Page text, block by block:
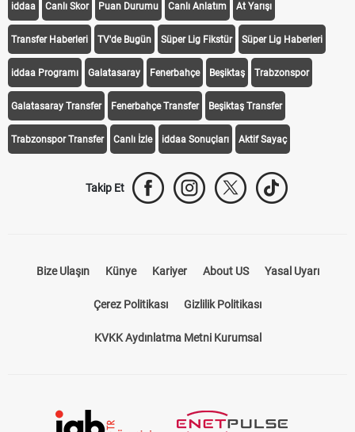
iddaa Canlı Skor Puan Durumu Canlı Anlatım At Yarışı
Transfer Haberleri TV'de Bugün Süper Lig Fikstür Süper Lig Haberleri
iddaa Programı Galatasaray Fenerbahçe Beşiktaş Trabzonspor
Galatasaray Transfer Fenerbahçe Transfer Beşiktaş Transfer
Trabzonspor Transfer Canlı İzle iddaa Sonuçları Aktif Sayaç
Takip Et
Bize Ulaşın Künye Kariyer About US Yasal Uyarı
Çerez Politikası Gizlilik Politikası
KVKK Aydınlatma Metni Kurumsal